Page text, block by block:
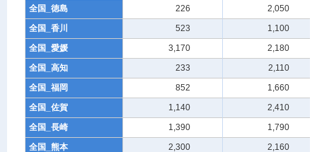
全国_徳島
226
2,050
全国_香川
523
1,100
全国_愛媛
3,170
2,180
全国_高知
233
2,110
全国_福岡
852
1,660
全国_佐賀
1,140
2,410
全国_長崎
1,390
1,790
全国_熊本
2,300
2,160